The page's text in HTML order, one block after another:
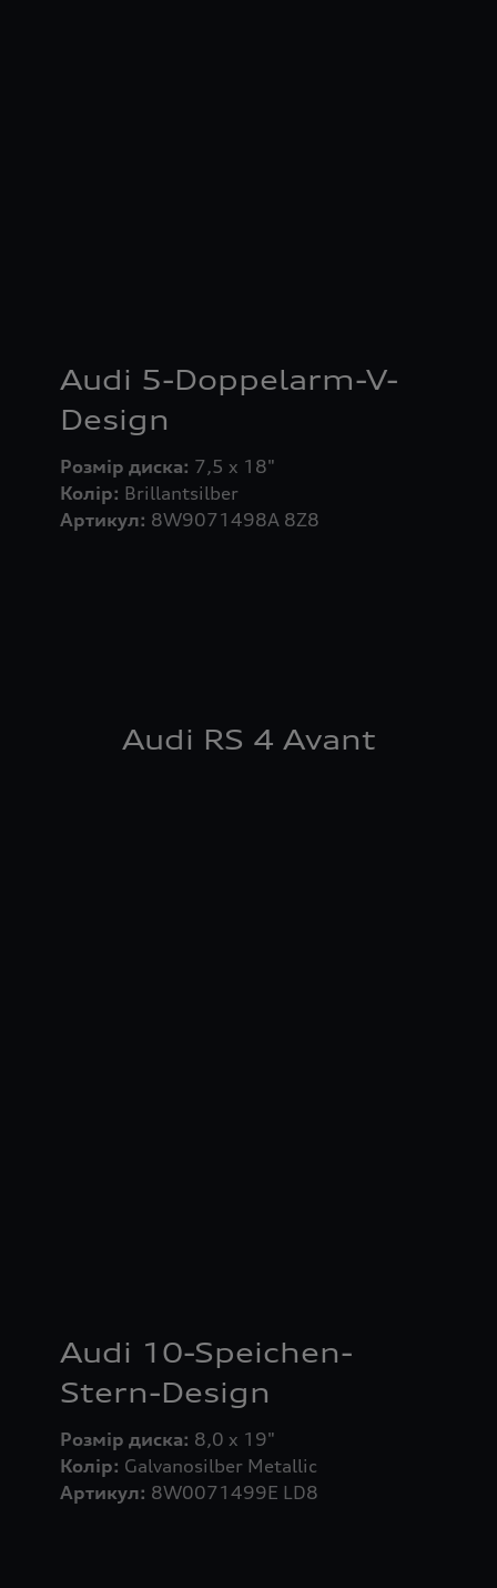
Audi 5-Doppelarm-V-
Design
Розмір диска:
Колір:
Brillantsilber
Артикул: 8W9071498A 8Z8
Audi RS 4 Avant
Audi 10-Speichen-
Stern-Design
Розмір диска:
Колір:
Артикул: 8W0071499E LD8